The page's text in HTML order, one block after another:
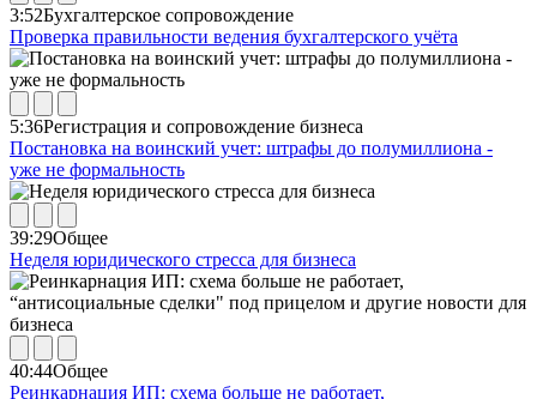
3:52Бухгалтерское сопровождение
Проверка правильности ведения бухгалтерского учёта
5:36Регистрация и сопровождение бизнеса
Постановка на воинский учет: штрафы до полумиллиона -
уже не формальность
39:29Общее
Неделя юридического стресса для бизнеса
40:44Общее
Реинкарнация ИП: схема больше не работает,